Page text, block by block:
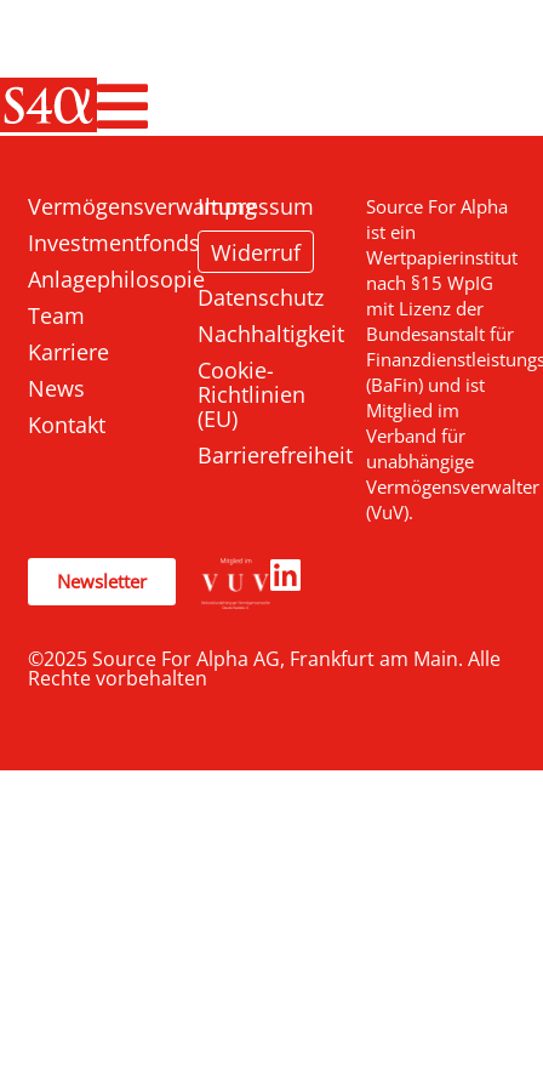
Haupt-
Vermögensverwaltung
Investmentfonds
Anlagephilosopie
Team
Karriere
News
Kontakt
Impressum
Widerruf
Datenschutz
Nachhaltigkeit
Cookie-
Richtlinien
(EU)
Barrierefreiheit
Source For Alpha
ist ein
Wertpapierinstitut
nach §15 WpIG
mit Lizenz der
Bundesanstalt für
(BaFin) und ist
Mitglied im
Verband für
unabhängige
Vermögensverwalter
(VuV).
Newsletter
©2025 Source For Alpha AG, Frankfurt am Main. Alle
Rechte vorbehalten